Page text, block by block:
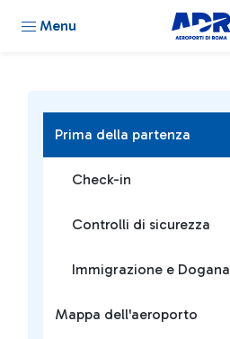
Menu
Prima della partenza
Check-in
Controlli di sicurezza
Immigrazione e Dogana
Mappa dell'aeroporto